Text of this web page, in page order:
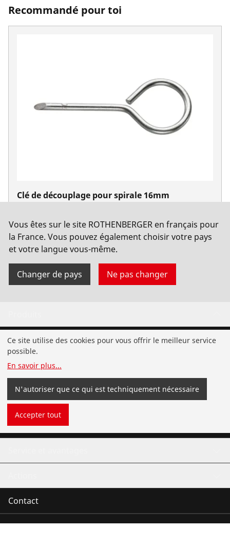
Recommandé pour toi
Clé de découplage pour spirale 16mm
Vous êtes sur le site ROTHENBERGER en français pour
la France. Vous pouvez également choisir votre pays
et votre langue vous-même.
Changer de pays Ne pas changer
Installation
Service et maintenance
Froid et climatisation
Outillage universel
Contact
Ce site utilise des cookies pour vous offrir le meilleur service
possible.
En savoir plus...
N'autoriser que ce qui est techniquement nécessaire
Accepter tout